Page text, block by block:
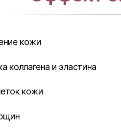
кожи
коллагена и эластина
кожи